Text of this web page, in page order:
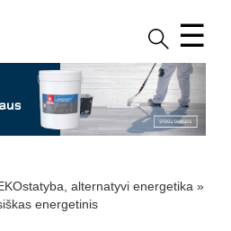
☰
alternatyvi energetika »
energetinis